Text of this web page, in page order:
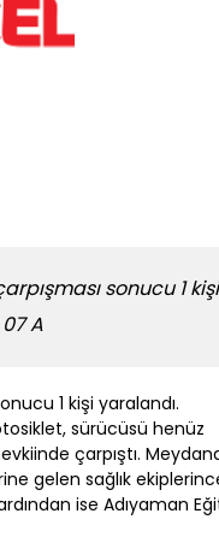
sonucu 1 kişi
A
1 kişi yaralandı.
sürücüsü henüz
çarpıştı.
gelen sağlık
ise Adıyaman